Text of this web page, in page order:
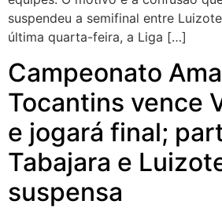
suspendeu a semifinal entre
última quarta-feira, a Liga […]
Campeonato
Tocantins vence
e jogará final;
Tabajara e
suspensa